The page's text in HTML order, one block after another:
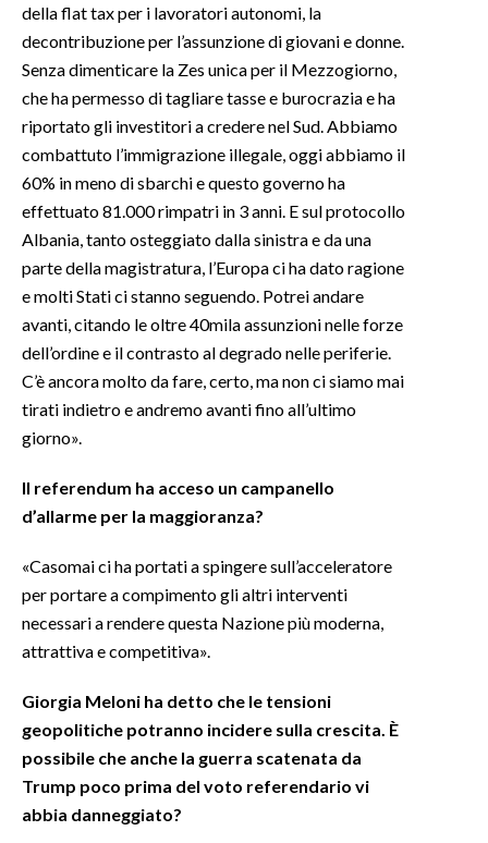
della flat tax per i lavoratori autonomi, la
decontribuzione per l’assunzione di giovani e donne.
Senza dimenticare la Zes unica per il Mezzogiorno,
che ha permesso di tagliare tasse e burocrazia e ha
riportato gli investitori a credere nel Sud. Abbiamo
combattuto l’immigrazione illegale, oggi abbiamo il
60% in meno di sbarchi e questo governo ha
effettuato 81.000 rimpatri in 3 anni. E sul protocollo
Albania, tanto osteggiato dalla sinistra e da una
parte della magistratura, l’Europa ci ha dato ragione
e molti Stati ci stanno seguendo. Potrei andare
avanti, citando le oltre 40mila assunzioni nelle forze
dell’ordine e il contrasto al degrado nelle periferie.
C’è ancora molto da fare, certo, ma non ci siamo mai
tirati indietro e andremo avanti fino all’ultimo
giorno».
Il referendum ha acceso un campanello
d’allarme per la maggioranza?
«Casomai ci ha portati a spingere sull’acceleratore
per portare a compimento gli altri interventi
necessari a rendere questa Nazione più moderna,
attrattiva e competitiva».
Giorgia Meloni ha detto che le tensioni
geopolitiche potranno incidere sulla crescita. È
possibile che anche la guerra scatenata da
Trump poco prima del voto referendario vi
abbia danneggiato?